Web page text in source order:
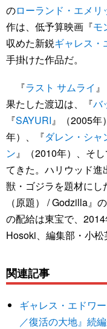
のローランド・エメリ
作は、低予算映画『モ
収めた新鋭ギャレス・
手掛けた作品だ。
『ラスト サムライ
果たした渡辺は、『バ
『SAYURI』（2005年
年）、『ダレン・シャ
ン』（2010年）、そ
てきた。ハリウッド
獣・ゴジラを題材にし
（原題） / Godzilla』
の配給は東宝で、
Hosoki、編集部・小松
関連記事
ギャレス・エドワ
／復活の大地』続